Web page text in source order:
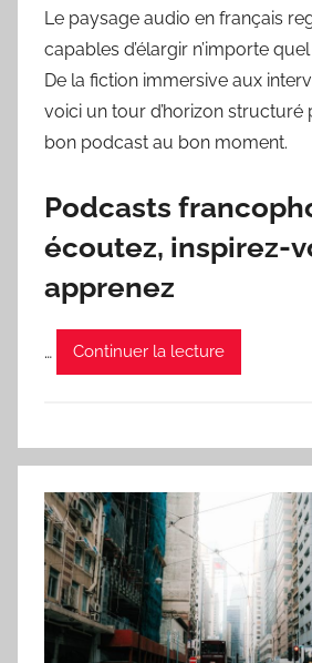
Le paysage audio en français
capables d’élargir n’importe
De la fiction immersive aux
voici un tour d’horizon
bon podcast au bon moment.
Podcasts
écoutez, inspirez-
apprenez
… Continuer la lecture